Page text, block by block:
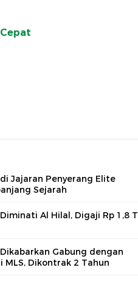
Jajaran Penyerang Elite
Sejarah
Al Hilal, Digaji Rp 1,8 T
Gabung dengan
MLS, Dikontrak 2 Tahun